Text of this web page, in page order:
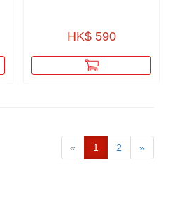
HK$ 590
« 1 2 »